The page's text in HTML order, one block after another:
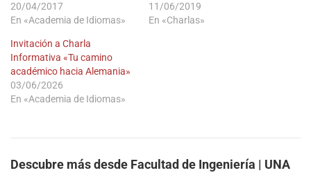
20/04/2017
En «Academia de Idiomas»
11/06/2019
En «Charlas»
Invitación a Charla
Informativa «Tu camino
académico hacia Alemania»
03/06/2026
En «Academia de Idiomas»
Descubre más desde Facultad de Ingeniería | UNA